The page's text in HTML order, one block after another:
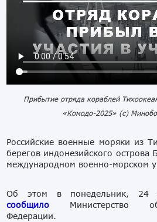
Прибытие отряда кораблей
«Комодо-2025» (с)
Российские военные моряки из
берегов индонезийского острова
международном военно-морском
Об этом в понедельник, 24
сообщило Министерство
Федерации.